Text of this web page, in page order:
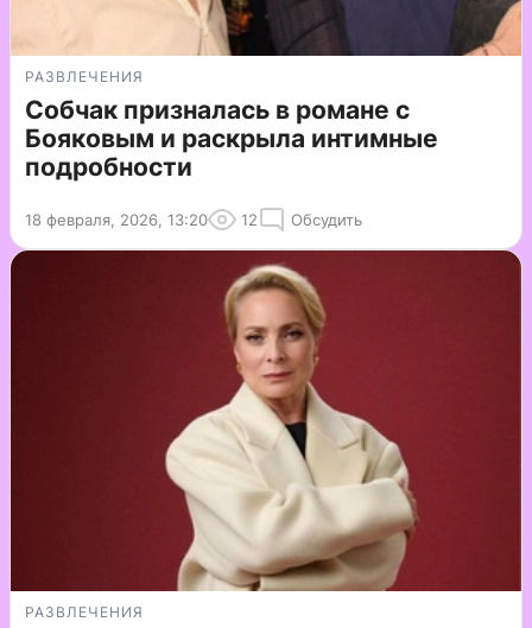
РАЗВЛЕЧЕНИЯ
Собчак призналась в романе с
Бояковым и раскрыла интимные
подробности
18 февраля, 2026, 13:20 12 Обсудить
РАЗВЛЕЧЕНИЯ